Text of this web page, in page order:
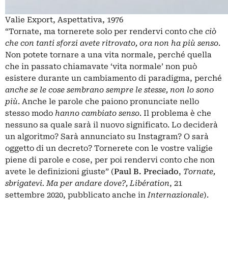
Valie Export, Aspettativa, 1976
“Tornate, ma tornerete solo per rendervi conto che ciò
che con tanti sforzi avete ritrovato, ora non ha più senso.
Non potete tornare a una vita normale, perché quella
che in passato chiamavate ‘vita normale’ non può
esistere durante un cambiamento di paradigma, perché
anche se le cose sembrano sempre le stesse, non lo sono
più. Anche le parole che paiono pronunciate nello
stesso modo hanno cambiato senso. Il problema è che
nessuno sa quale sarà il nuovo significato. Lo deciderà
un algoritmo? Sarà annunciato su Instagram? O sarà
oggetto di un decreto? Tornerete con le vostre valigie
piene di parole e cose, per poi rendervi conto che non
avete le definizioni giuste” (Paul B. Preciado, Tornate,
sbrigatevi. Ma per andare dove?, Libération, 21
settembre 2020, pubblicato anche inInternazionale).